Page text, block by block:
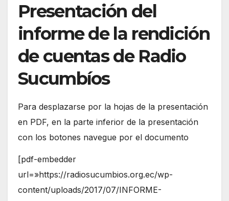
Presentación del
informe de la rendición
de cuentas de Radio
Sucumbíos
Para desplazarse por la hojas de la presentación
en PDF, en la parte inferior de la presentación
con los botones navegue por el documento
[pdf-embedder
url=»https://radiosucumbios.org.ec/wp-
content/uploads/2017/07/INFORME-